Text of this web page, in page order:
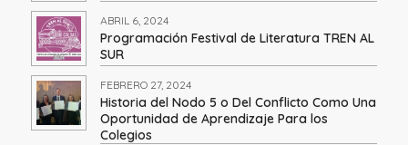
ABRIL 6, 2024
Programación Festival de Literatura TREN AL
SUR
FEBRERO 27, 2024
Historia del Nodo 5 o Del Conflicto Como Una
Oportunidad de Aprendizaje Para los
Colegios